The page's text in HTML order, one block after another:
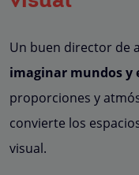
Un buen director de
imaginar mundos y
proporciones y
convierte los
visual.